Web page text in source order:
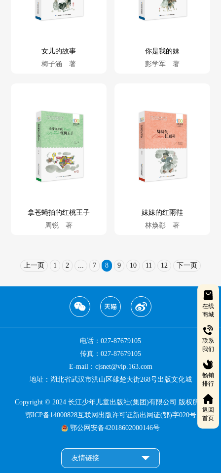
在线
商城
联系
我们
畅销
排行
返回
首页
女儿的故事
梅子涵 著
你是我的妹
彭学军 著
拿苍蝇拍的红桃王子
周锐 著
妹妹的红雨鞋
林焕彰 著
上一页 1 2 ... 7 8 9 10 11 12 下一页
电话：027-87679105
传真：027-87679105
E-mail：cjsnet@vip.163.com
地址：湖北省武汉市洪山区雄楚大街268号出版文化城
Copyright © 2024 长江少年儿童出版社(集团)有限公司 版权所有
鄂ICP备14000828互联网出版许可证新出网证(鄂)字020号
鄂公网安备42018602000146号
友情链接